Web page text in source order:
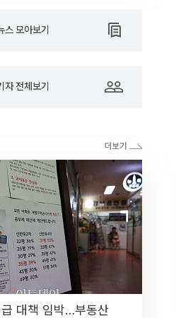
스 모아보기
자 전체보기
대책 임박…부동산